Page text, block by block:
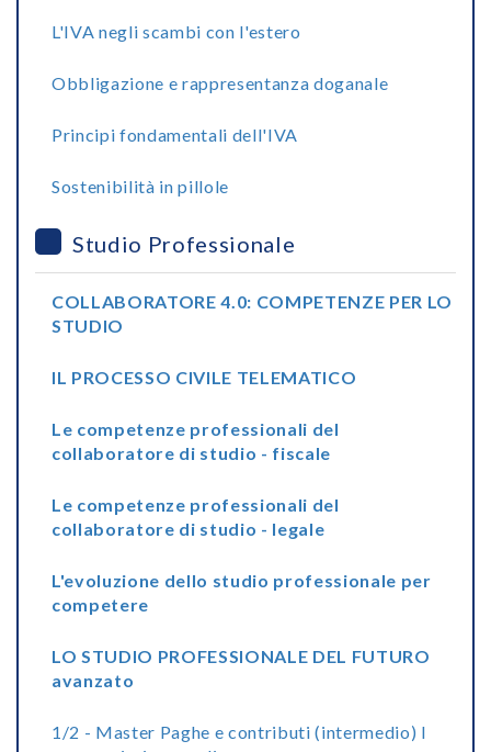
L'IVA negli scambi con l'estero
Obbligazione e rappresentanza doganale
Principi fondamentali dell'IVA
Sostenibilità in pillole
Studio Professionale
COLLABORATORE 4.0: COMPETENZE PER LO
STUDIO
IL PROCESSO CIVILE TELEMATICO
Le competenze professionali del
collaboratore di studio - fiscale
Le competenze professionali del
collaboratore di studio - legale
L'evoluzione dello studio professionale per
competere
LO STUDIO PROFESSIONALE DEL FUTURO
avanzato
1/2 - Master Paghe e contributi (intermedio) I